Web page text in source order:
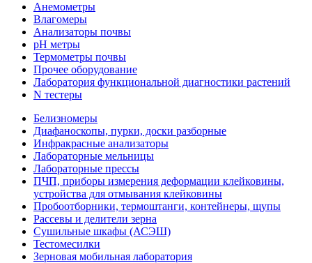
Анемометры
Влагомеры
Анализаторы почвы
pH метры
Термометры почвы
Прочее оборудование
Лаборатория функциональной диагностики растений
N тестеры
Белизномеры
Диафаноскопы, пурки, доски разборные
Инфракрасные анализаторы
Лабораторные мельницы
Лабораторные прессы
ПЧП, приборы измерения деформации клейковины,
устройства для отмывания клейковины
Пробоотборники, термоштанги, контейнеры, щупы
Рассевы и делители зерна
Сушильные шкафы (АСЭШ)
Тестомесилки
Зерновая мобильная лаборатория